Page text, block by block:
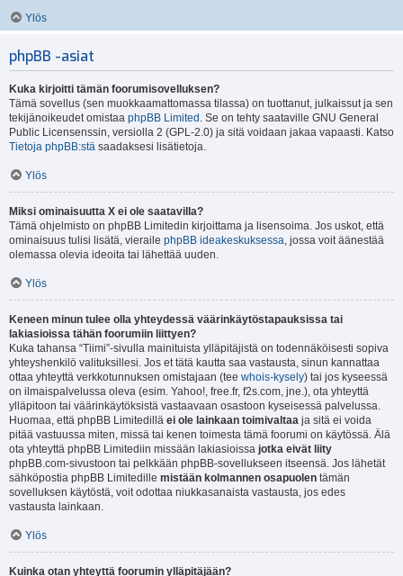
Ylös
phpBB -asiat
Kuka kirjoitti tämän foorumisovelluksen?
Tämä sovellus (sen muokkaamattomassa tilassa) on tuottanut, julkaissut ja sen
tekijänoikeudet omistaa phpBB Limited . Se on tehty saataville GNU General
Public Licensenssin, versiolla 2 (GPL-2.0) ja sitä voidaan jakaa vapaasti. Katso
Tietoja phpBB:stä saadaksesi lisätietoja.
Ylös
Miksi ominaisuutta X ei ole saatavilla?
Tämä ohjelmisto on phpBB Limitedin kirjoittama ja lisensoima. Jos uskot, että
ominaisuus tulisi lisätä, vieraile phpBB ideakeskuksessa, jossa voit äänestää
olemassa olevia ideoita tai lähettää uuden.
Ylös
Keneen minun tulee olla yhteydessä väärinkäytöstapauksissa tai
lakiasioissa tähän foorumiin liittyen?
Kuka tahansa “Tiimi”-sivulla mainituista ylläpitäjistä on todennäköisesti sopiva
yhteyshenkilö valituksillesi. Jos et tätä kautta saa vastausta, sinun kannattaa
ottaa yhteyttä verkkotunnuksen omistajaan (tee whois-kysely) tai jos kyseessä
on ilmaispalvelussa oleva (esim. Yahoo!, free.fr, f2s.com, jne.), ota yhteyttä
ylläpitoon tai väärinkäytöksistä vastaavaan osastoon kyseisessä palvelussa.
Huomaa, että phpBB Limitedillä ei ole lainkaan toimivaltaa ja sitä ei voida
pitää vastuussa miten, missä tai kenen toimesta tämä foorumi on käytössä. Älä
ota yhteyttä phpBB Limitediin missään lakiasioissa jotka eivät liity
phpBB.com-sivustoon tai pelkkään phpBB-sovellukseen itseensä. Jos lähetät
sähköpostia phpBB Limitedille mistään kolmannen osapuolen tämän
sovelluksen käytöstä, voit odottaa niukkasanaista vastausta, jos edes
vastausta lainkaan.
Ylös
Kuinka otan yhteyttä foorumin ylläpitäjään?